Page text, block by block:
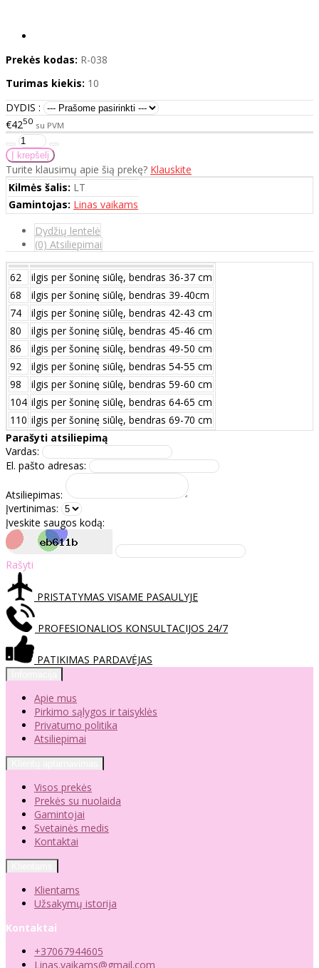
Prekės kodas: R-038
Turimas kiekis: 10
DYDIS :
€4250 su PVM
Turite klausimų apie šią prekę? Klauskite
Kilmės šalis: LT
Gamintojas: Linas vaikams
Dydžių lentelė
(0) Atsiliepimai
62
ilgis per šoninę siūlę, bendras 36-37 cm
68
ilgis per šoninę siūlę, bendras 39-40cm
74
ilgis per šoninę siūlę, bendras 42-43 cm
80
ilgis per šoninę siūlę, bendras 45-46 cm
86
ilgis per šoninę siūlę, bendras 49-50 cm
92
ilgis per šoninę siūlę, bendras 54-55 cm
98
ilgis per šoninę siūlę, bendras 59-60 cm
104 ilgis per šoninę siūlę, bendras 64-65 cm
110 ilgis per šoninę siūlę, bendras 69-70 cm
Parašyti atsiliepimą
Vardas:
El. pašto adresas:
Atsiliepimas:
Įvertinimas:
Įveskite saugos kodą:
Rašyti
PRISTATYMAS VISAME PASAULYJE
PROFESIONALIOS KONSULTACIJOS 24/7
PATIKIMAS PARDAVĖJAS
Apie mus
Pirkimo sąlygos ir taisyklės
Privatumo politika
Atsiliepimai
Visos prekės
Prekės su nuolaida
Gamintojai
Svetainės medis
Kontaktai
Klientams
Užsakymų istorija
Kontaktai
+37067944605
Linas.vaikams@gmail.com